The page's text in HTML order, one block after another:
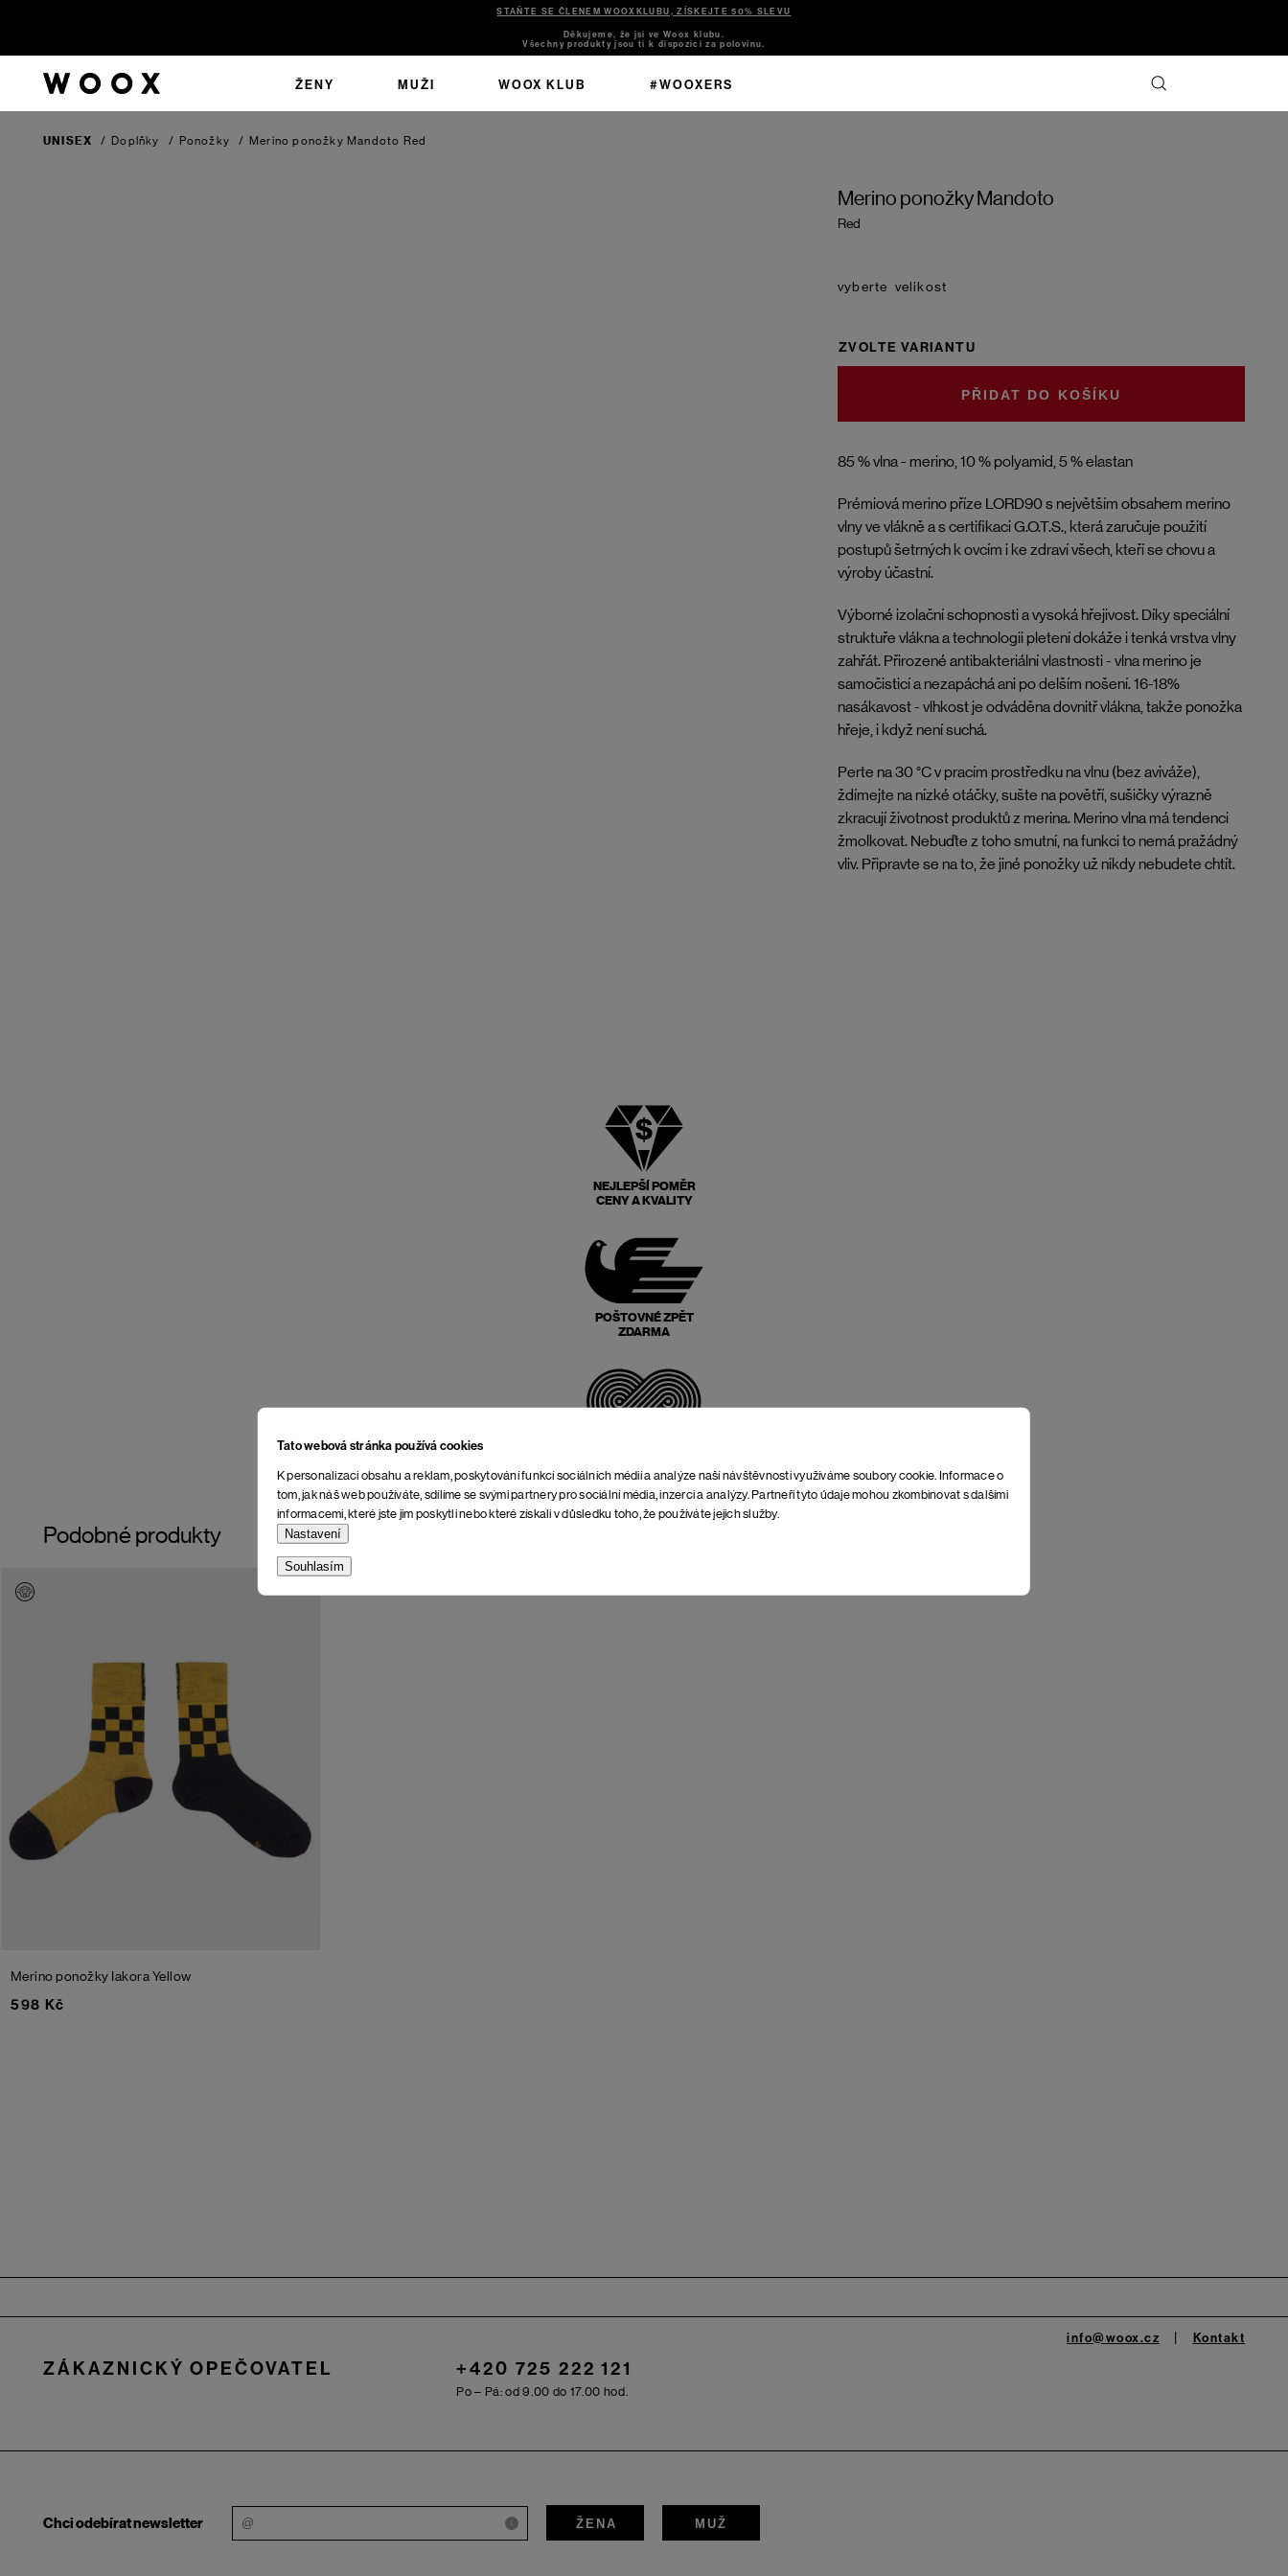
Tato webová stránka používá cookies
K personalizaci obsahu a reklam, poskytování funkcí sociálních médií a analýze naší návštěvnosti využíváme soubory cookie. Informace o
tom, jak náš web používáte, sdílíme se svými partnery pro sociální média, inzerci a analýzy. Partneři tyto údaje mohou zkombinovat s dalšími
informacemi, které jste jim poskytli nebo které získali v důsledku toho, že používáte jejich služby.
Nastavení
Souhlasím
STAŇTE SE ČLENEM WOOXKLUBU, ZÍSKEJTE 50% SLEVU
Děkujeme, že jsi ve Woox klubu.
Všechny produkty jsou ti k dispozici za polovinu.
ŽENY MUŽI WOOX KLUB #WOOXERS
UNISEX / Doplňky / Ponožky / Merino ponožky Mandoto Red
Merino ponožky Mandoto
Red
85 % vlna - merino, 10 % polyamid, 5 % elastan
Prémiová merino příze LORD90 s největším obsahem merino
vlny ve vlákně a s certifikaci G.O.T.S., která zaručuje použití
postupů šetrných k ovcím i ke zdraví všech, kteří se chovu a
výroby účastní.
Výborné izolační schopnosti a vysoká hřejivost. Díky speciální
struktuře vlákna a technologii pletení dokáže i tenká vrstva vlny
zahřát. Přirozené antibakteriální vlastnosti - vlna merino je
samočisticí a nezapáchá ani po delším nošení. 16-18%
nasákavost - vlhkost je odváděna dovnitř vlákna, takže ponožka
hřeje, i když není suchá.
Perte na 30 °C v pracím prostředku na vlnu (bez aviváže),
ždímejte na nízké otáčky, sušte na povětří, sušičky výrazně
zkracují životnost produktů z merina. Merino vlna má tendenci
žmolkovat. Nebuďte z toho smutní, na funkci to nemá pražádný
vliv. Připravte se na to, že jiné ponožky už nikdy nebudete chtít.
velikost
ZVOLTE VARIANTU
DO KOŠÍKU
NEJLEPŠÍ POMĚR
CENY A KVALITY
POŠTOVNÉ ZPĚT
ZDARMA
Podobné produkty
Merino ponožky IakoraYellow
598 Kč
ZÁKAZNICKÝ OPEČOVATEL +420 725 222 121
Po – Pá: od 9.00 do 17.00 hod.
info@woox.cz Kontakt
Chci odebírat newsletter i ŽENA MUŽ